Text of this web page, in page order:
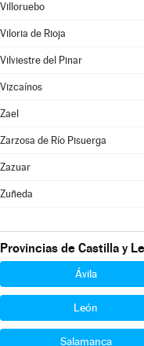
Villoruebo
Viloria de Rioja
Vilviestre del Pinar
Vizcaínos
Zael
Zarzosa de Río Pisuerga
Zazuar
Zuñeda
Provincias de Castilla y
Ávila
León
Salamanca